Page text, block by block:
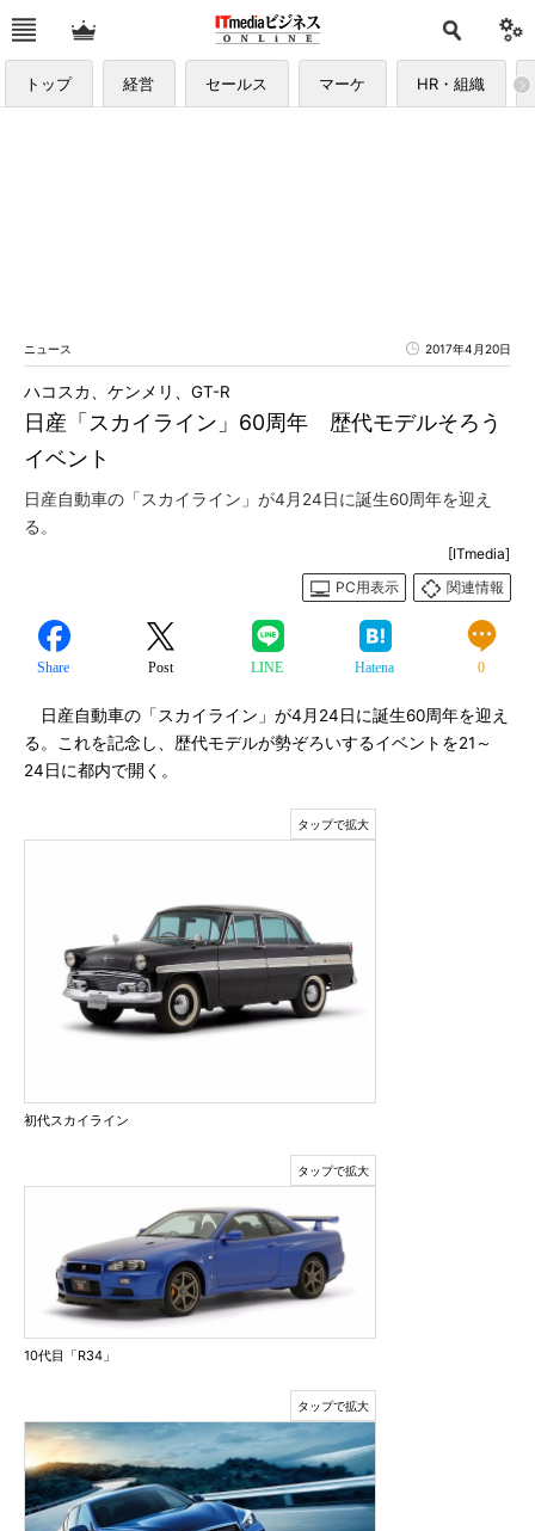
トップ 経営 セールス マーケ HR・組織
ニュース 2017年4月20日
日産「スカイライン」60周年 歴代モデルそろう
イベント
ハコスカ、ケンメリ、GT-R
日産自動車の「スカイライン」が4月24日に誕生60周年を迎え
る。
[ITmedia]
PC用表示
関連情報
Share Post LINE Hatena 0
日産自動車の「スカイライン」が4月24日に誕生60周年を迎え
る。これを記念し、歴代モデルが勢ぞろいするイベントを21～
24日に都内で開く。
初代スカイライン
10代目「R34」